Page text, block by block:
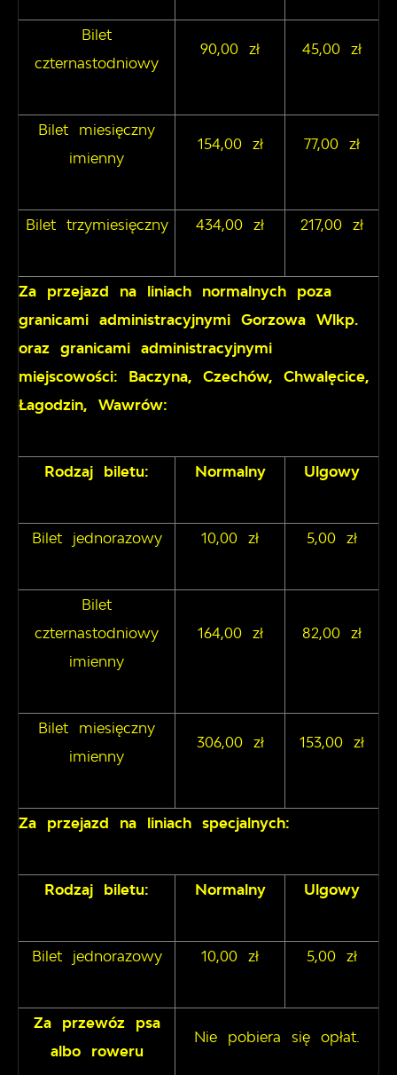
Bilet
czternastodniowy
90,00 zł 45,00 zł
Bilet miesięczny
imienny
154,00 zł 77,00 zł
Bilet trzymiesięczny 434,00 zł 217,00 zł
Za przejazd na liniach normalnych poza
granicami administracyjnymi Gorzowa Wlkp.
oraz granicami administracyjnymi
miejscowości: Baczyna, Czechów, Chwalęcice,
Łagodzin, Wawrów:
Rodzaj biletu: Normalny Ulgowy
Bilet jednorazowy 10,00 zł 5,00 zł
Bilet
czternastodniowy
imienny
164,00 zł 82,00 zł
Bilet miesięczny
imienny
306,00 zł 153,00 zł
Za przejazd na liniach specjalnych:
Rodzaj biletu: Normalny Ulgowy
Bilet jednorazowy 10,00 zł 5,00 zł
Za przewóz psa
albo roweru
Nie pobiera się opłat.